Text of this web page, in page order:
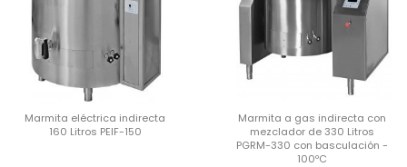
Marmita eléctrica indirecta
160 Litros PEIF-150
Marmita a gas indirecta con
mezclador de 330 Litros
PGRM-330 con basculación -
100ºC